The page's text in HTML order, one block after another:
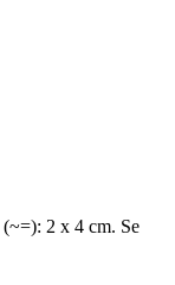
2 x 4 cm. Se